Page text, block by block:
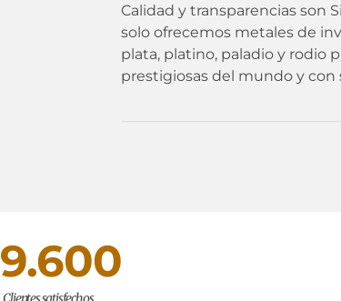
Calidad y transparencias son
solo ofrecemos metales de
plata, platino, paladio y rodio
prestigiosas del mundo y
9.600